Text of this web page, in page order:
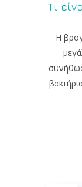
Τι
Η